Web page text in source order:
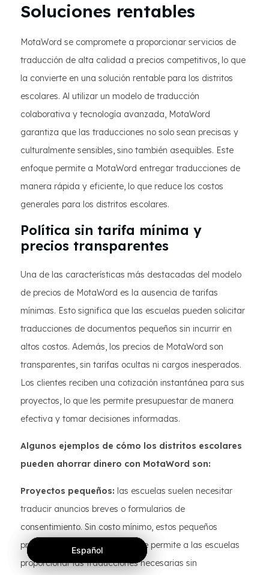
Soluciones rentables
MotaWord se compromete a proporcionar servicios de
traducción de alta calidad a precios competitivos, lo que
la convierte en una solución rentable para los distritos
escolares. Al utilizar un modelo de traducción
colaborativa y tecnología avanzada, MotaWord
garantiza que las traducciones no solo sean precisas y
culturalmente sensibles, sino también asequibles. Este
enfoque permite a MotaWord entregar traducciones de
manera rápida y eficiente, lo que reduce los costos
generales para los distritos escolares.
Política sin tarifa mínima y
precios transparentes
Una de las características más destacadas del modelo
de precios de MotaWord es la ausencia de tarifas
mínimas. Esto significa que las escuelas pueden solicitar
traducciones de documentos pequeños sin incurrir en
altos costos. Además, los precios de MotaWord son
transparentes, sin tarifas ocultas ni cargos inesperados.
Los clientes reciben una cotización instantánea para sus
proyectos, lo que les permite presupuestar de manera
efectiva y tomar decisiones informadas.
Algunos ejemplos de cómo los distritos escolares
pueden ahorrar dinero con MotaWord son:
Proyectos pequeños: las escuelas suelen necesitar
traducir anuncios breves o formularios de
consentimiento. Sin costo mínimo, estos pequeños
proyectos son asequibles, lo que permite a las escuelas
proporcionar las traducciones necesarias sin
Español
Español
Español